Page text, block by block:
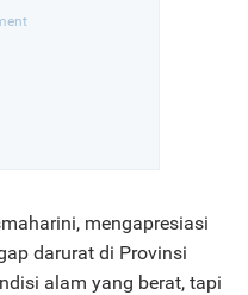
mengapresiasi
darurat di Provinsi
alam yang berat, tapi